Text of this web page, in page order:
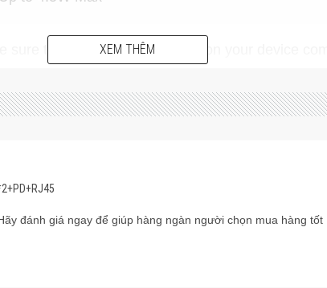
sure that the host USB-C port on your device
XEM THÊM
đánh giá ngay để giúp hàng ngàn người chọn mua hàng tốt